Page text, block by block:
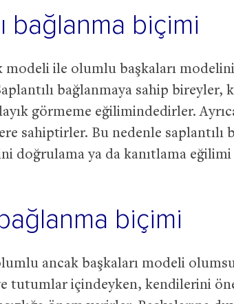
bağlanma biçimi
modeli ile olumlu başkaları
bağlanmaya sahip bireyler,
görmeme eğilimindedirler.
sahiptirler. Bu nedenle saplantılı
doğrulama ya da kanıtlama
bağlanma biçimi
ancak başkaları modeli
tutumlar içindeyken, kendilerini